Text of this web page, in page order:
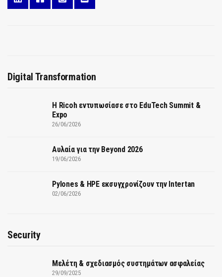
Digital Transformation
Η Ricoh εντυπωσίασε στο EduTech Summit &
Expo
26/06/2026
Αυλαία για την Beyond 2026
19/06/2026
Pylones & HPE εκσυγχρονίζουν την Intertan
02/06/2026
Security
Μελέτη & σχεδιασμός συστημάτων ασφαλείας
29/09/2025